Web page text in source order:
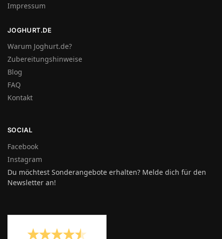
Impressum
JOGHURT.DE
Warum Joghurt.de?
Zubereitungshinweise
Blog
FAQ
Kontakt
SOCIAL
Facebook
Instagram
Du möchtest Sonderangebote erhalten? Melde dich für den
Newsletter an!